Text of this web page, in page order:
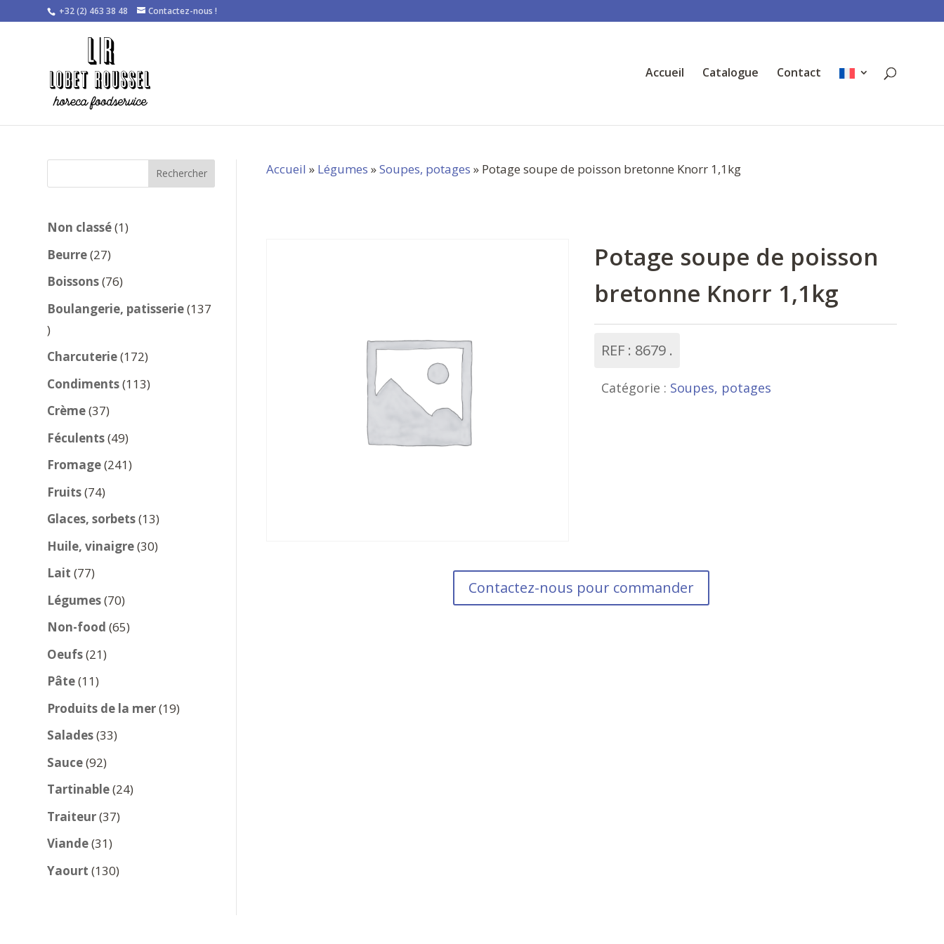
+32 (2) 463 38 48 Contactez-nous !
Accueil Catalogue Contact
Rechercher
Non classé 11
Beurre 2727
produits
Boissons 7676
produits
Boulangerie, patisserie 137
137
produits
Charcuterie 172172
produits
Condiments 113113
Crème 3737
produits
Féculents 4949
produits
Fromage 241241
Fruits 7474
produits
Glaces, sorbets 1313
produits
Huile, vinaigre 3030
Lait 7777
produits
Légumes 7070
produits
Non-food 6565
Oeufs 2121
Pâte 1111
produits
Produits de la mer 1919
Salades 3333
Sauce 9292
produits
Tartinable 2424
Traiteur 3737
Viande 3131
produits
Yaourt 130130
Accueil » Légumes »Soupes, potages » Potage soupe de poisson bretonne Knorr 1,1kg
Potage soupe de poisson
bretonne Knorr 1,1kg
REF : 8679
Catégorie : Soupes, potages
Contactez-nous pour commander